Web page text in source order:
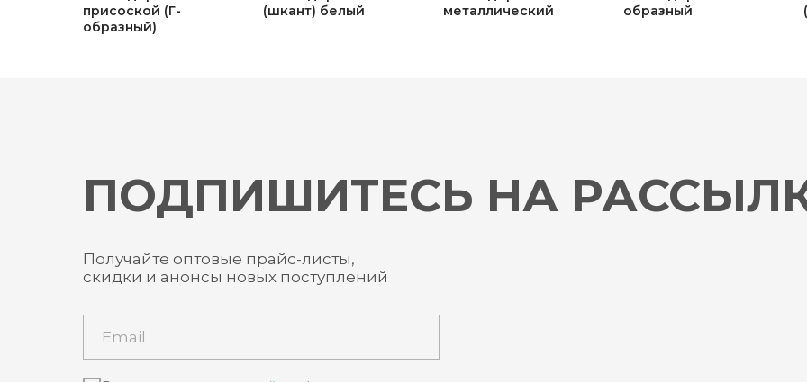
присоской (Г-
образный)
(шкант) белый
металлический
образный
ПОДПИШИТЕСЬ НА
Получайте оптовые прайс-листы,
скидки и анонсы новых поступлений